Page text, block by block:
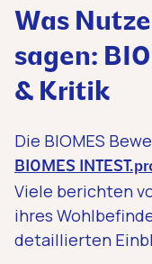
Was
sagen:
& Kritik
Die BIOMES
BIOMES
Viele berichten
ihres
detaillierten